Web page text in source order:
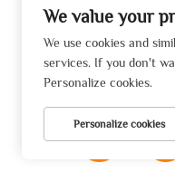
vzorky
ještě dnes!
We value your
We use cookies and
services. If you don't
Personalize cookies.
Personalize cookies